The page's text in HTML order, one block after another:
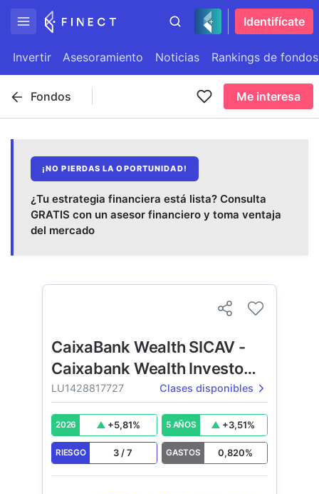
Identifícate
Invertir Asesoramiento Noticias Rankings de fondos
Fondos Me interesa
¡NO PIERDAS LA OPORTUNIDAD!
¿Tu estrategia financiera está lista? Consulta
GRATIS con un asesor financiero y toma ventaja
del mercado
CaixaBank Wealth SICAV -
Caixabank Wealth Investo
Fund
LU1428817727 Clases disponibles
2026 +5,81% 5 AÑOS +3,51%
RIESGO 3 /7 GASTOS 0,820%